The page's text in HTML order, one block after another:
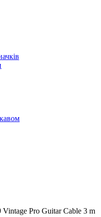
Pro Guitar Cable 3 m